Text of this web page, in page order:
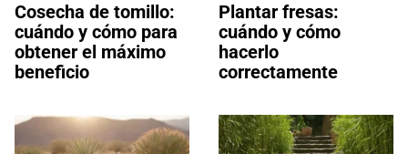
Cosecha de tomillo:
cuándo y cómo para
obtener el máximo
beneficio
Plantar fresas:
cuándo y cómo
hacerlo
correctamente